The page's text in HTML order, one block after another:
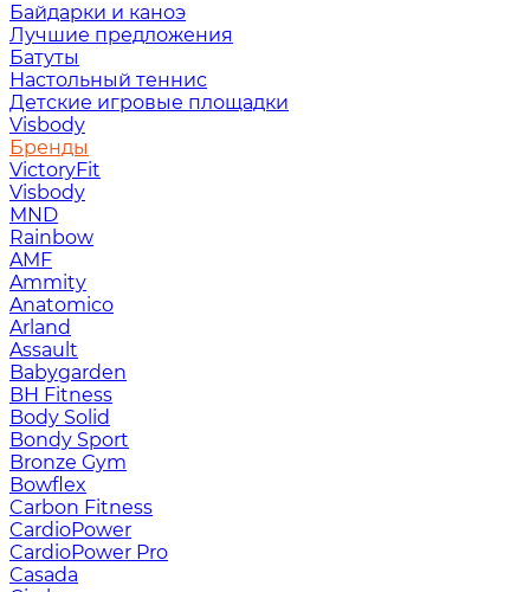
Байдарки и каноэ
Лучшие предложения
Батуты
Настольный теннис
Детские игровые площадки
Visbody
Бренды
VictoryFit
Visbody
MND
Rainbow
AMF
Ammity
Anatomico
Arland
Assault
Babygarden
BH Fitness
Body Solid
Bondy Sport
Bronze Gym
Bowflex
Carbon Fitness
CardioPower
CardioPower Pro
Casada